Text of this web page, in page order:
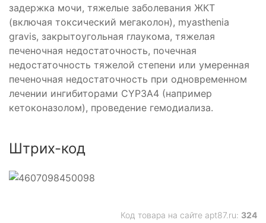
задержка мочи, тяжелые заболевания ЖКТ
(включая токсический мегаколон), myasthenia
gravis, закрытоугольная глаукома, тяжелая
печеночная недостаточность, почечная
недостаточность тяжелой степени или умеренная
печеночная недостаточность при одновременном
лечении ингибиторами CYP3A4 (например
кетоконазолом), проведение гемодиализа.
Штрих-код
Код товара на сайте apt87.ru: 324